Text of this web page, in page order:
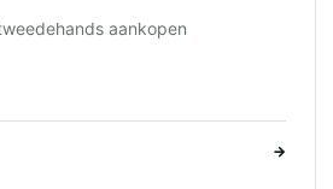
aankopen
→